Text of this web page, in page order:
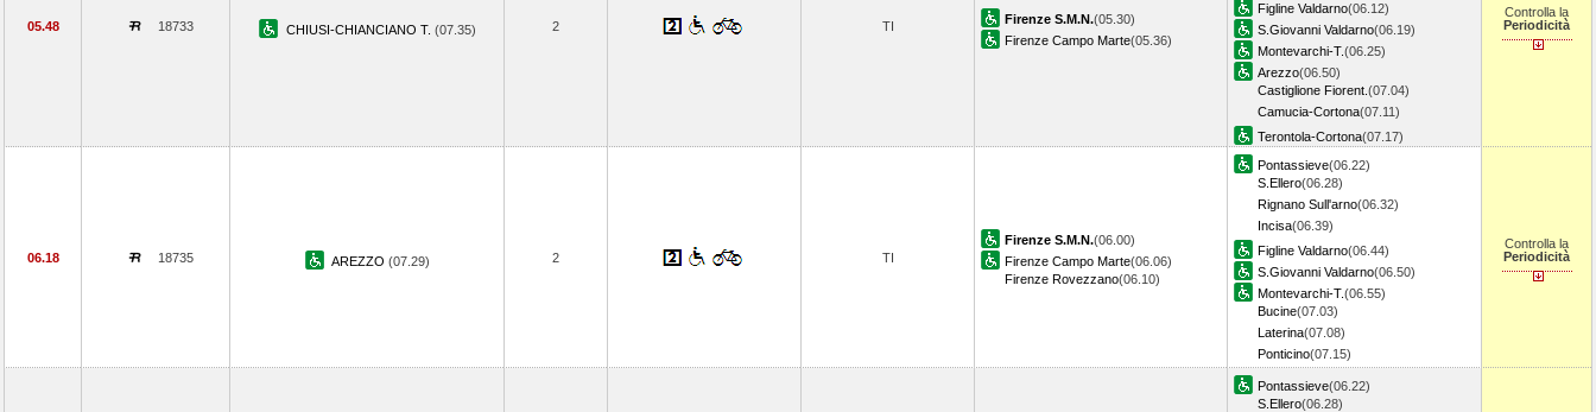
05.48 18733 CHIUSI-CHIANCIANO T. (07.35) 2 TI Firenze S.M.N.(05.30)
Firenze Campo Marte(05.36)
Figline Valdarno(06.12)
S.Giovanni Valdarno(06.19)
Montevarchi-T.(06.25)
Arezzo(06.50)
Castiglione Fiorent. (07.04)
Camucia-Cortona(07.11)
Terontola-Cortona(07.17)
Controlla la
Periodicità
06.18 18735 AREZZO (07.29) 2 TI
Firenze S.M.N.(06.00)
Firenze Campo Marte(06.06)
Firenze Rovezzano(06.10)
Pontassieve(06.22)
S.Ellero(06.28)
Rignano Sull'arno(06.32)
Incisa(06.39)
Figline Valdarno(06.44)
S.Giovanni Valdarno(06.50)
Montevarchi-T.(06.55)
Bucine(07.03)
Laterina(07.08)
Ponticino(07.15)
Controlla la
Periodicità
Pontassieve(06.22)
S.Ellero(06.28)